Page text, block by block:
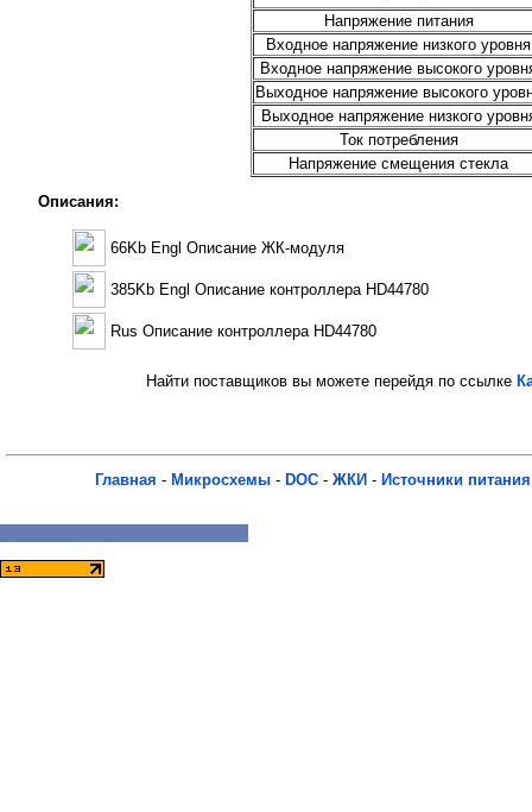
Напряжение питания
Входное напряжение низкого уровня
Входное напряжение высокого
Выходное напряжение высокого
Выходное напряжение низкого
Ток потребления
Напряжение смещения стекла
Описания:
66Kb Engl Описание ЖК-модуля
385Kb Engl Описание контроллера HD44780
Rus Описание контроллера HD44780
Найти поставщиков вы можете перейдя по ссылке
Главная - Микросхемы - DOC - ЖКИ - Источники питания